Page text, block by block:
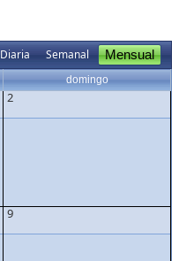
Diaria Semanal Mensual
domingo
2
9